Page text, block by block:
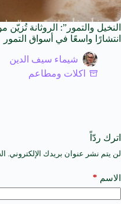
النخيل والتمور”: الروثانة
انتشارًا واسعًا في أسواق التمور
شيماء سيف الدين
اكلات ومطاعم
اترك ردّاً
لن يتم نشر عنوان بريدك الإلكتروني.
الاسم *
A
t
e